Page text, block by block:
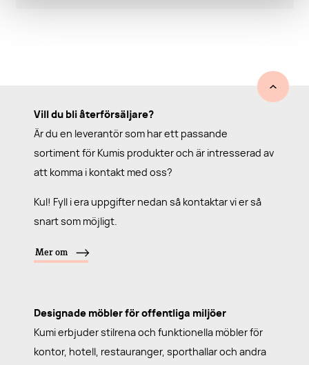
Vill du bli återförsäljare?
Är du en leverantör som har ett passande
sortiment för Kumis produkter och är intresserad av
att komma i kontakt med oss?
Kul! Fyll i era uppgifter nedan så kontaktar vi er så
snart som möjligt.
Mer om
Designade möbler för offentliga miljöer
Kumi erbjuder stilrena och funktionella möbler för
kontor, hotell, restauranger, sporthallar och andra